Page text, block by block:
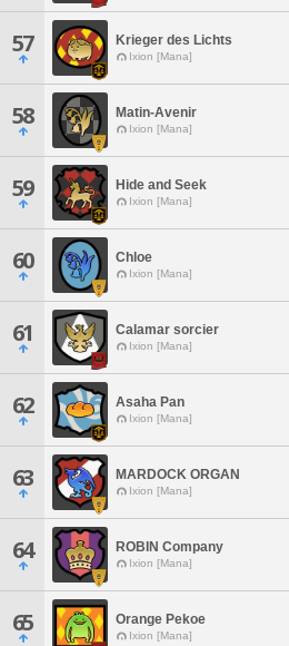
57 Krieger des Lichts
Ixion [Mana]
58 Matin-Avenir
Ixion [Mana]
59 Hide and Seek
Ixion [Mana]
60 Chloe
Ixion [Mana]
61 Calamar sorcier
Ixion [Mana]
62 Asaha Pan
Ixion [Mana]
63 MARDOCK ORGAN
Ixion [Mana]
64 ROBIN Company
Ixion [Mana]
65 Orange Pekoe
Ixion [Mana]